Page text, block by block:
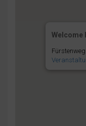
Welcome